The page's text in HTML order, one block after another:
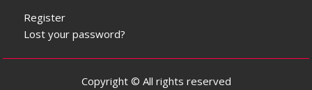
Register
Lost your password?
Copyright © All rights reserved